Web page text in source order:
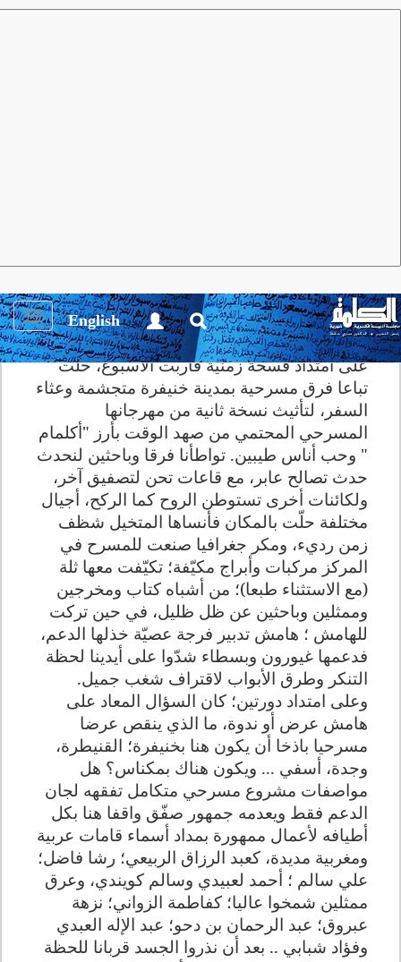
Toggle
English
المسرح «ديالهم» والمسرح «ديالنا»
محمد أبو العلا
على امتداد فسحة زمنية قاربت الأسبوع، حلّت
تباعا فرق مسرحية بمدينة خنيفرة متجشمة وعثاء
السفر، لتأثيث نسخة ثانية من مهرجانها
المسرحي المحتمي من صهد الوقت بأرز "أكلمام
" وحب أناس طيبين. تواطأنا فرقا وباحثين لنحدث
حدث تصالح عابر، مع قاعات تحن لتصفيق آخر،
ولكائنات أخرى تستوطن الروح كما الركح، أجيال
مختلفة حلّت بالمكان فأنساها المتخيل شظف
زمن رديء، ومكر جغرافيا صنعت للمسرح في
المركز مركبات وأبراج مكيّفة؛ تكيّفت معها ثلة
(مع الاستثناء طبعا)؛ من أشباه كتاب ومخرجين
وممثلين وباحثين عن ظل ظليل، في حين تركت
للهامش ؛ هامش تدبير فرجة عصيّة خذلها الدعم،
فدعمها غيورون وبسطاء شدّوا على أيدينا لحظة
التنكر وطرق الأبواب لاقتراف شغب جميل.
وعلى امتداد دورتين؛ كان السؤال المعاد على
هامش عرض أو ندوة، ما الذي ينقص عرضا
مسرحيا باذخا أن يكون هنا بخنيفرة؛ القنيطرة،
وجدة، أسفي ... ويكون هناك بمكناس؟ هل
مواصفات مشروع مسرحي متكامل تفقهه لجان
الدعم فقط ويعدمه جمهور صفّق واقفا هنا بكل
أطيافه لأعمال ممهورة بمداد أسماء قامات عربية
ومغربية مديدة، كعبد الرزاق الربيعي؛ رشا فاضل؛
علي سالم ؛ أحمد لعبيدي وسالم كويندي، وعرق
ممثلين شمخوا عاليا؛ كفاطمة الزواني؛ نزهة
عبروق؛ عبد الرحمان بن دحو؛ عبد الإله العبدي
وفؤاد شبابي .. بعد أن نذروا الجسد قربانا للحظة